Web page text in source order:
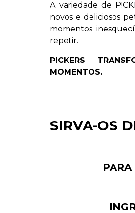
A variedade de
novos e deliciosos
momentos
repetir.
P!CKERS
MOMENTOS.
SIRVA-OS